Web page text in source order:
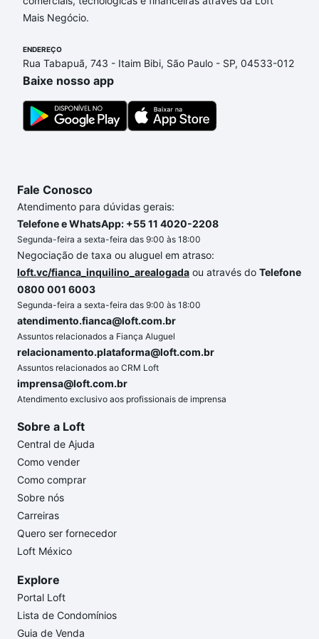
com nossas opções de financiamento imobiliário as
ainda tem alguma dúvida dos custos envolvidos no
processo de compra, veja em nosso portal quanto
custa comprar um apartamento
gente para comprar o imóvel dos seus sonhos com
segurança e conforto. Loft, com você até as
Mais Negócio.
ENDEREÇO
Rua Tabapuã, 743 - Itaim Bibi, São Paulo - SP, 04533-012
Baixe nosso app
Fale Conosco
Atendimento para dúvidas gerais:
Telefone e WhatsApp: +55 11 4020-2208
Segunda-feira a sexta-feira das 9:00 às 18:00
Negociação de taxa ou aluguel em atraso:
loft.vc/fianca_inquilino_arealogada ou através do Telefone
0800 001 6003
Segunda-feira a sexta-feira das 9:00 às 18:00
atendimento.fianca@loft.com.br
Assuntos relacionados a Fiança Aluguel
relacionamento.plataforma@loft.com.br
Assuntos relacionados ao CRM Loft
imprensa@loft.com.br
Atendimento exclusivo aos profissionais de imprensa
Sobre a Loft
Central de Ajuda
Como vender
Como comprar
Sobre nós
Carreiras
Quero ser fornecedor
Loft México
Explore
Portal Loft
Lista de Condomínios
Guia de Venda